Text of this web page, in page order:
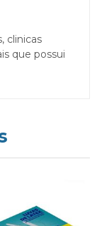
clinicas
que possui